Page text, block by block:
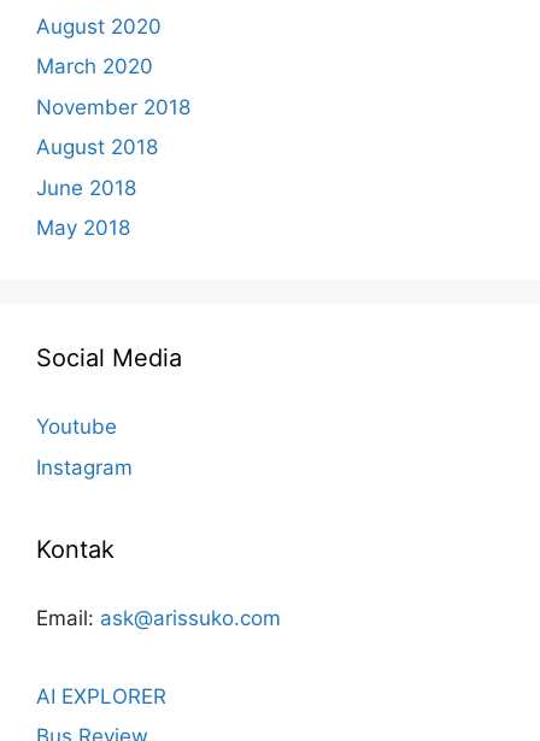
August 2020
March 2020
November 2018
August 2018
June 2018
May 2018
Social Media
Youtube
Instagram
Kontak
Email: ask@arissuko.com
AI EXPLORER
Bus Review